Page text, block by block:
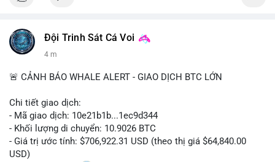
Đội Trinh Sát Cá Voi
4 m
🚨 CẢNH BÁO WHALE ALERT - GIAO DỊCH BTC LỚN
Chi tiết giao dịch:
- Mã giao dịch: 10e21b1b...1ec9d344
- Khối lượng di chuyển: 10.9026 BTC
- Giá trị ước tính: $706,922.31 USD (theo thị giá $64,840.00
USD)